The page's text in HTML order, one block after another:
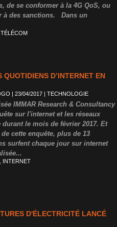
de se conformer à la 4G QoS, ou
à des sanctions. Dans un
TÉLÉCOM
D’INTERNET EN
| 23/04/2017 | TECHNOLOGIE
IMMAR Research & Consultancy
sur l'internet et les réseaux
le mois de février 2017. Et
cette enquête, plus de 13
surfent chaque jour sur internet
INTERNET
D'ÉLECTRICITÉ LANCÉ